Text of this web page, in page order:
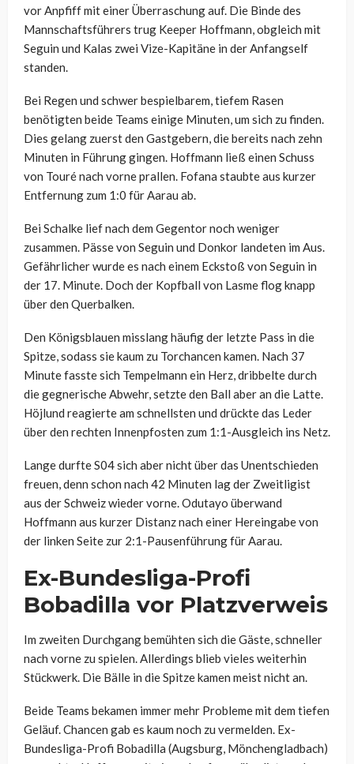
vor Anpfiff mit einer Überraschung auf. Die Binde des
Mannschaftsführers trug Keeper Hoffmann, obgleich mit
Seguin und Kalas zwei Vize-Kapitäne in der Anfangself
standen.
Bei Regen und schwer bespielbarem, tiefem Rasen
benötigten beide Teams einige Minuten, um sich zu finden.
Dies gelang zuerst den Gastgebern, die bereits nach zehn
Minuten in Führung gingen. Hoffmann ließ einen Schuss
von Touré nach vorne prallen. Fofana staubte aus kurzer
Entfernung zum 1:0 für Aarau ab.
Bei Schalke lief nach dem Gegentor noch weniger
zusammen. Pässe von Seguin und Donkor landeten im Aus.
Gefährlicher wurde es nach einem Eckstoß von Seguin in
der 17. Minute. Doch der Kopfball von Lasme flog knapp
über den Querbalken.
Den Königsblauen misslang häufig der letzte Pass in die
Spitze, sodass sie kaum zu Torchancen kamen. Nach 37
Minute fasste sich Tempelmann ein Herz, dribbelte durch
die gegnerische Abwehr, setzte den Ball aber an die Latte.
Höjlund reagierte am schnellsten und drückte das Leder
über den rechten Innenpfosten zum 1:1-Ausgleich ins Netz.
Lange durfte S04 sich aber nicht über das Unentschieden
freuen, denn schon nach 42 Minuten lag der Zweitligist
aus der Schweiz wieder vorne. Odutayo überwand
Hoffmann aus kurzer Distanz nach einer Hereingabe von
der linken Seite zur 2:1-Pausenführung für Aarau.
Ex-Bundesliga-Profi
Bobadilla vor Platzverweis
Im zweiten Durchgang bemühten sich die Gäste, schneller
nach vorne zu spielen. Allerdings blieb vieles weiterhin
Stückwerk. Die Bälle in die Spitze kamen meist nicht an.
Beide Teams bekamen immer mehr Probleme mit dem tiefen
Geläuf. Chancen gab es kaum noch zu vermelden. Ex-
Bundesliga-Profi Bobadilla (Augsburg, Mönchengladbach)